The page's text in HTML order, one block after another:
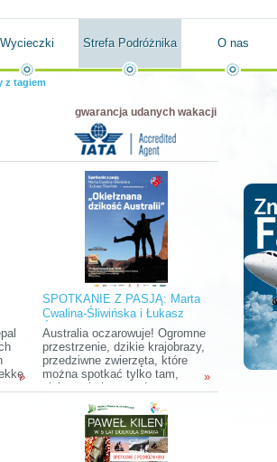
Wycieczki Strefa Podróżnika O nas
z tagiem
gwarancja udanych wakacji
»
SPOTKANIE Z PASJĄ: Marta
Cwalina-Śliwińska i Łukasz
Śliwiński "Okiełznana dzikość
Australii"
Australia oczarowuje! Ogromne
przestrzenie, dzikie krajobrazy,
przedziwne zwierzęta, które
można spotkać tylko tam,
ciekawa kultura, a do tego
chyba najbardziej wyluzowani
ludzie na świecie.
»